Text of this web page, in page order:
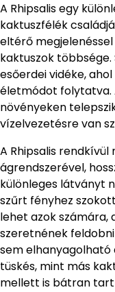
A Rhipsalis egy
kaktuszfélék
eltérő
kaktuszok
esőerdei vidéke,
életmódot folytatva.
növényeken
vízelvezetésre van
A Rhipsalis
ágrendszerével,
különleges látványt
szűrt fényhez
lehet azok számára,
szeretnének
sem elhanyagolható
tüskés, mint más
mellett is bátran